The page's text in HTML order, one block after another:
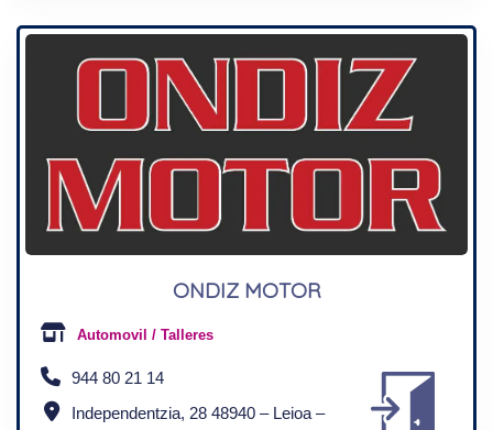
ONDIZ MOTOR
Automovil / Talleres
944 80 21 14
Independentzia, 28 48940 – Leioa –